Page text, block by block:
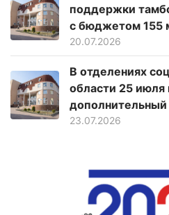
поддержки
с бюджетом 155
20.07.2026
В отделениях
области 25 июля
23.07.2026